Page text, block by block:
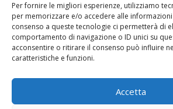
Per fornire le migliori esperienze, utilizziamo
per memorizzare e/o accedere alle
consenso a queste tecnologie ci permetterà di
comportamento di navigazione o ID unici su
acconsentire o ritirare il consenso può influire
caratteristiche e funzioni.
Accetta
Vaccini